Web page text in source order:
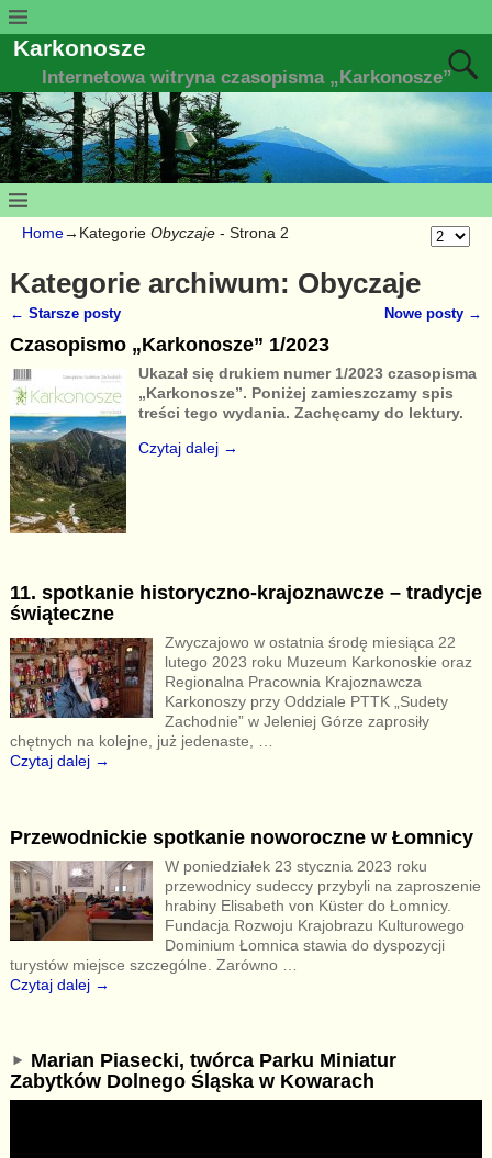
Karkonosze
Internetowa witryna czasopisma „Karkonosze”
Home→Kategorie Obyczaje - Strona 2
Kategorie archiwum: Obyczaje
Nawigacja
← Starsze posty Nowe posty →
Czasopismo „Karkonosze” 1/2023
Ukazał się drukiem numer 1/2023 czasopisma
„Karkonosze”. Poniżej zamieszczamy spis
treści tego wydania. Zachęcamy do lektury.
Czytaj dalej →
11. spotkanie historyczno-krajoznawcze – tradycje
świąteczne
Zwyczajowo w ostatnia środę miesiąca 22
lutego 2023 roku Muzeum Karkonoskie oraz
Regionalna Pracownia Krajoznawcza
Karkonoszy przy Oddziale PTTK „Sudety
Zachodnie” w Jeleniej Górze zaprosiły
chętnych na kolejne, już jedenaste, …
Czytaj dalej →
Przewodnickie spotkanie noworoczne w Łomnicy
W poniedziałek 23 stycznia 2023 roku
przewodnicy sudeccy przybyli na zaproszenie
hrabiny Elisabeth von Küster do Łomnicy.
Fundacja Rozwoju Krajobrazu Kulturowego
Dominium Łomnica stawia do dyspozycji
turystów miejsce szczególne. Zarówno
Czytaj dalej →
Marian Piasecki, twórca Parku Miniatur
Zabytków Dolnego Śląska w Kowarach